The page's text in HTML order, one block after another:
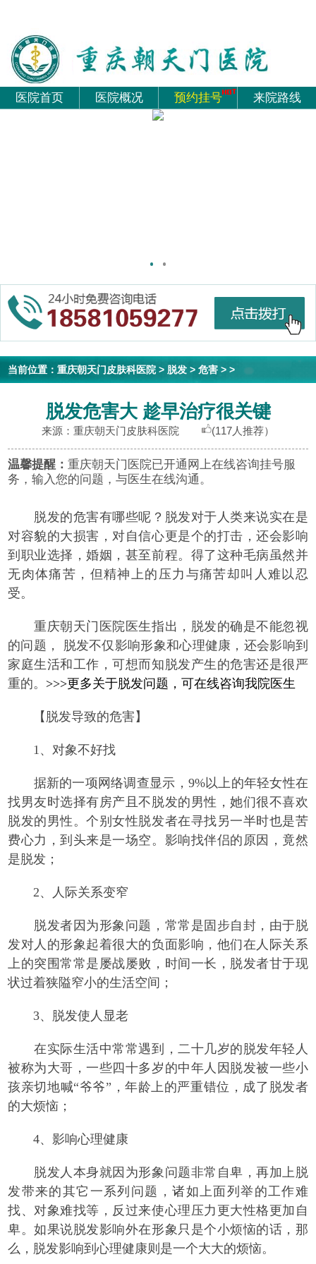
医院首页 医院概况 预约挂号 来院路线
当前位置：重庆朝天门皮肤科医院> 脱发 >危害 > >
脱发危害大 趁早治疗很关键
来源：重庆朝天门皮肤科医院 (117人推荐）
温馨提醒：重庆朝天门医院已开通网上在线咨询挂号服
务，输入您的问题，与医生在线沟通。
脱发的危害有哪些呢？脱发对于人类来说实在是
对容貌的大损害，对自信心更是个的打击，还会影响
到职业选择，婚姻，甚至前程。得了这种毛病虽然并
无肉体痛苦，但精神上的压力与痛苦却叫人难以忍
受。
重庆朝天门医院医生指出，脱发的确是不能忽视
的问题， 脱发不仅影响形象和心理健康，还会影响到
家庭生活和工作，可想而知脱发产生的危害还是很严
重的。 >>>更多关于脱发问题，可在线咨询我院医生
【脱发导致的危害】
1、对象不好找
据新的一项网络调查显示，9%以上的年轻女性在
找男友时选择有房产且不脱发的男性，她们很不喜欢
脱发的男性。个别女性脱发者在寻找另一半时也是苦
费心力，到头来是一场空。影响找伴侣的原因，竟然
是脱发；
2、人际关系变窄
脱发者因为形象问题，常常是固步自封，由于脱
发对人的形象起着很大的负面影响，他们在人际关系
上的突围常常是屡战屡败，时间一长，脱发者甘于现
状过着狭隘窄小的生活空间；
3、脱发使人显老
在实际生活中常常遇到，二十几岁的脱发年轻人
被称为大哥，一些四十多岁的中年人因脱发被一些小
孩亲切地喊“爷爷”，年龄上的严重错位，成了脱发者
的大烦恼；
4、影响心理健康
脱发人本身就因为形象问题非常自卑，再加上脱
发带来的其它一系列问题，诸如上面列举的工作难
找、对象难找等，反过来使心理压力更大性格更加自
卑。如果说脱发影响外在形象只是个小烦恼的话，那
么，脱发影响到心理健康则是一个大大的烦恼。